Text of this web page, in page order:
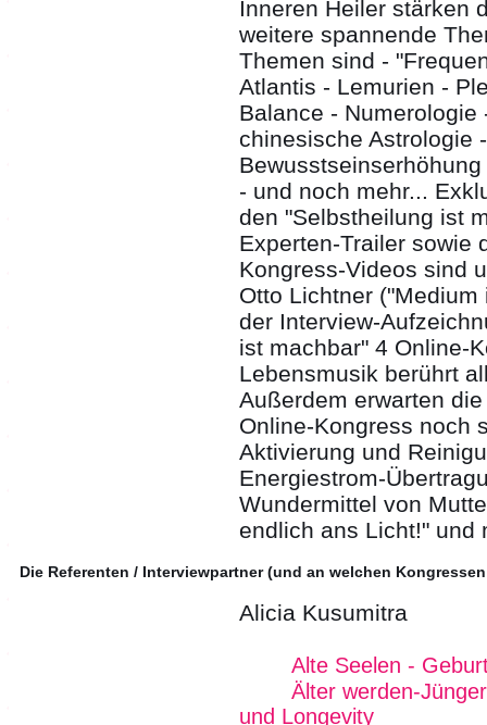
Inneren Heiler stärken
weitere spannende
Themen sind -
Atlantis - Lemurien -
Balance -
chinesische Astrologie
- und noch mehr...
den "Selbstheilung ist
Experten-Trailer sowie
Kongress-Videos sind
Otto Lichtner
der Interview-
ist machbar" 4 Online-
Lebensmusik berührt
Außerdem erwarten
Online-Kongress noch
Aktivierung und
Energiestrom-
Wundermittel von
endlich ans Licht!" und
Die Referenten / Interviewpartner (und an welchen
Alicia Kusumitra
Alte Seelen -
Älter werden-
und Longevity